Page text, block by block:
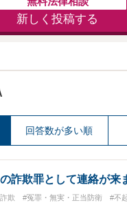
新しく投稿する
回答数が多い順
詐欺罪として連絡が来
欺 #冤罪・無実・正当防衛
#不